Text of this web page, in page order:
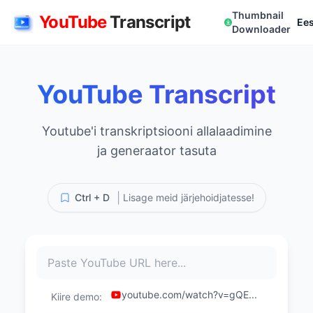
YouTubeTranscript
Thumbnail
Downloader
YouTube Transcript
Youtube'i transkriptsiooni allalaadimine
ja generaator tasuta
Ctrl + D Lisage meid järjehoidjatesse!
Kiire demo: youtube.com/watch?v=gQE...